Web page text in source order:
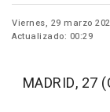
Viernes, 29 marzo
Actualizado: 00:29
MADRID, 27